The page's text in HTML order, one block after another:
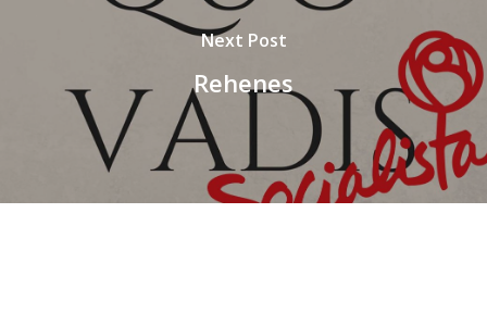
Next Post
Rehenes